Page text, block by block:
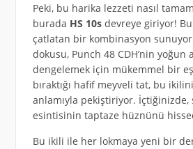
Peki, bu harika lezzeti nasıl
burada HS 10sdevreye giriyor!
çatlatan bir kombinasyon
dokusu, Punch 48 CDH’nin yoğun
dengelemek için mükemmel bir
bıraktığı hafif meyveli tat, bu
anlamıyla pekiştiriyor. İçtiğinizde,
esintisinin taptaze hüznünü
Bu ikili ile her lokmaya yeni bir